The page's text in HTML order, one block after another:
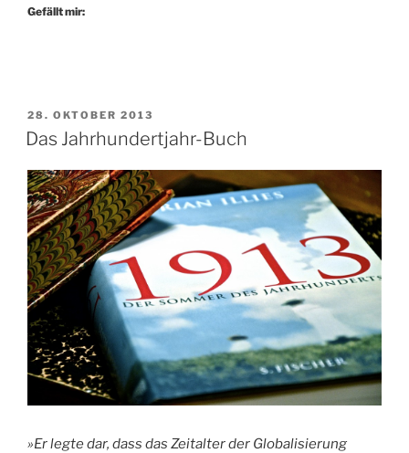
Wüstentrip“
Gefällt mir:
VERÖFFENTLICHT
AM
28. OKTOBER 2013
Das Jahrhundertjahr-Buch
»Er legte dar, dass das Zeitalter der Globalisierung